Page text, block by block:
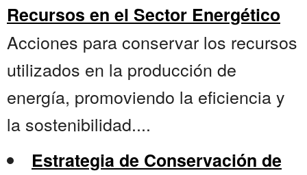
Recursos en el Sector Energético
Acciones para conservar los recursos
utilizados en la producción de
energía, promoviendo la eficiencia y
la sostenibilidad....
Estrategia de Conservación de